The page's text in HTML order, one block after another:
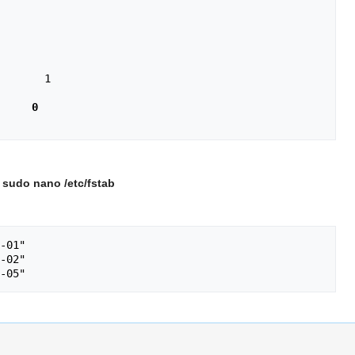
0       1
0
sudo nano /etc/fstab
01"
02"